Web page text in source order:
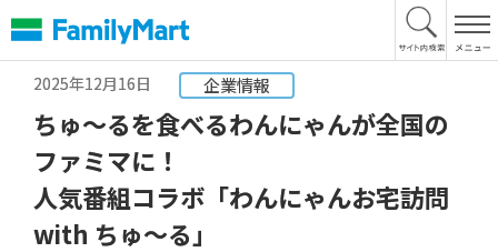
文
へ
2025年12月16日
企業情報
ちゅ～るを食べるわんにゃんが全国の
ファミマに！
人気番組コラボ「わんにゃんお宅訪問
with ちゅ～る」